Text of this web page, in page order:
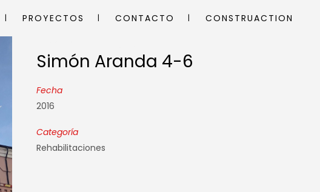
PROYECTOS CONTACTO CONSTRUACTION
Simón Aranda 4-6
Fecha
2016
Categoría
Rehabilitaciones